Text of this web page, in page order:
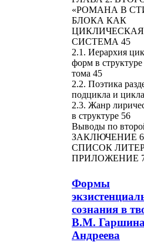
«РОМАНА В
БЛОКА КАК
ЦИКЛИЧЕСКАЯ
СИСТЕМА 45
2.1. Иерархия
форм в структуре
тома 45
2.2. Поэтика
подцикла и
2.3. Жанр
в структуре 56
Выводы по
ЗАКЛЮЧЕНИЕ
CПИСОК
ПРИЛОЖЕНИЕ
Формы
сознания в
В.М.
Андреева